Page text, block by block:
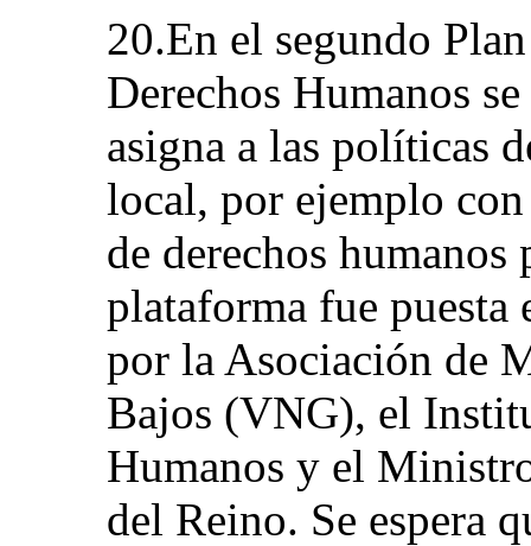
20.En el segundo
Derechos Humanos
asigna a las políticas
local, por ejemplo
de derechos
plataforma fue puesta
por la Asociación de
Bajos (VNG), el
Humanos y el
del Reino. Se espera